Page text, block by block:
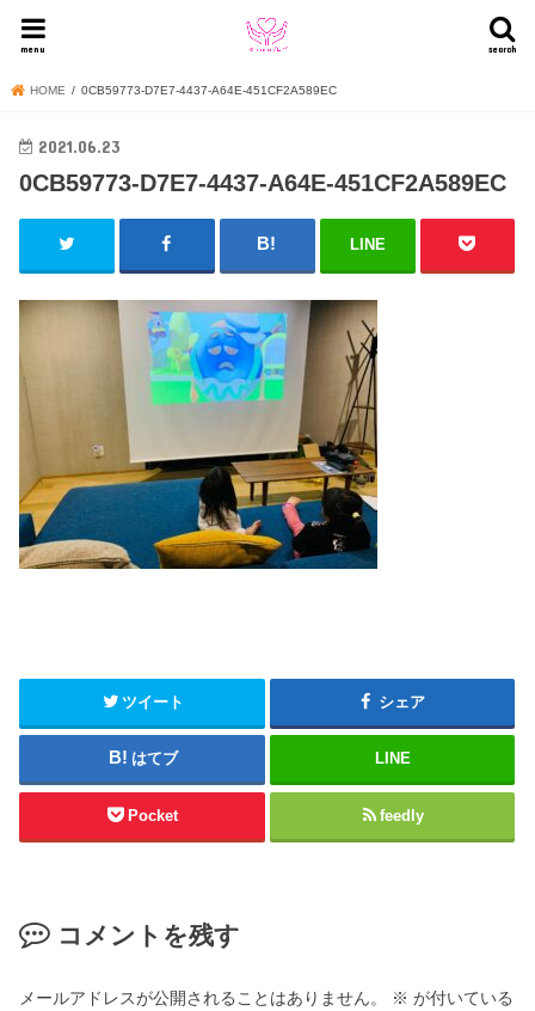
search
menu
HOME 0CB59773-D7E7-4437-A64E-451CF2A589EC
2021.06.23
0CB59773-D7E7-4437-A64E-451CF2A589EC
LINE
ツイート シェア
はてブ LINE
Pocket feedly
コメントを残す
メールアドレスが公開されることはありません。 ※ が付いている